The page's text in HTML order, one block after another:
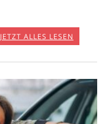
JETZT ALLES LESEN